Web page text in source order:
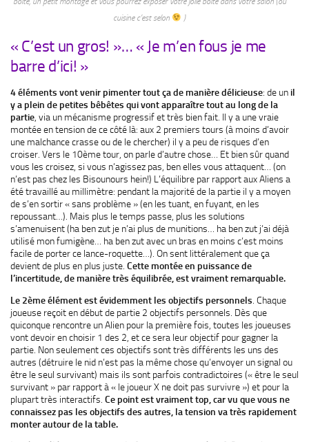
cuisine c’est selon
)
« C’est un gros! »… « Je m’en fous je me
barre d’ici! »
4 éléments vont venir pimenter tout ça de manière délicieuse: de un il
y a plein de petites bêbêtes qui vont apparaître tout au long de la
partie, via un mécanisme progressif et très bien fait. Il y a une vraie
montée en tension de ce côté là: aux 2 premiers tours (à moins d’avoir
une malchance crasse ou de le chercher) il y a peu de risques d’en
croiser. Vers le 10ème tour, on parle d’autre chose… Et bien sûr quand
vous les croisez, si vous n’agissez pas, ben elles vous attaquent… (on
n’est pas chez les Bisounours hein!) L’équilibre par rapport aux Aliens a
été travaillé au millimètre: pendant la majorité de la partie il y a moyen
de s’en sortir « sans problème » (en les tuant, en fuyant, en les
repoussant…). Mais plus le temps passe, plus les solutions
s’amenuisent (ha ben zut je n’ai plus de munitions… ha ben zut j’ai déjà
utilisé mon fumigène… ha ben zut avec un bras en moins c’est moins
facile de porter ce lance-roquette…). On sent littéralement que ça
devient de plus en plus juste. Cette montée en puissance de
l’incertitude, de manière très équilibrée, est vraiment remarquable.
Le 2ème élément est évidemment les objectifs personnels . Chaque
joueuse reçoit en début de partie 2 objectifs personnels. Dès que
quiconque rencontre un Alien pour la première fois, toutes les joueuses
vont devoir en choisir 1 des 2, et ce sera leur objectif pour gagner la
partie. Non seulement ces objectifs sont très différents les uns des
autres (détruire le nid n’est pas la même chose qu’envoyer un signal ou
être le seul survivant) mais ils sont parfois contradictoires (« être le seul
survivant » par rapport à « le joueur X ne doit pas survivre ») et pour la
plupart très interactifs. Ce point est vraiment top, car vu que vous ne
connaissez pas les objectifs des autres, la tension va très rapidement
monter autour de la table.